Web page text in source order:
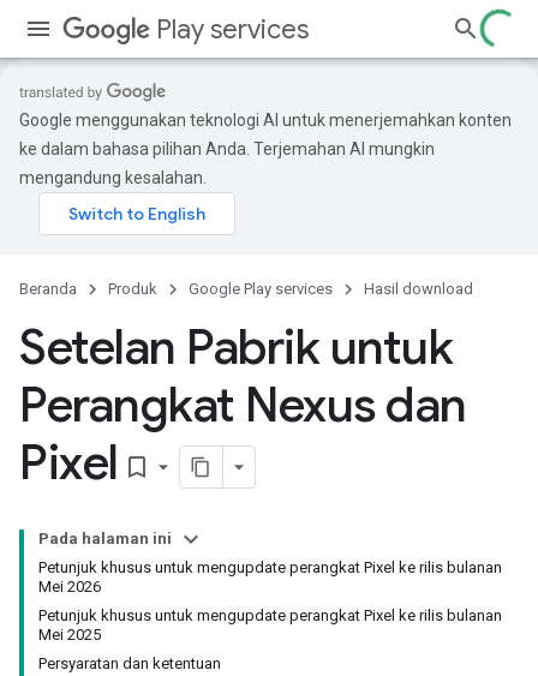
Play services
Google menggunakan teknologi AI untuk menerjemahkan konten
ke dalam bahasa pilihan Anda. Terjemahan AI mungkin
mengandung kesalahan.
Beranda Produk Google Play services Hasil download
Setelan Pabrik untuk
Perangkat Nexus dan
Pixel bookmark_border
Pada halaman ini
Petunjuk khusus untuk mengupdate perangkat Pixel ke rilis bulanan
Mei 2026
Petunjuk khusus untuk mengupdate perangkat Pixel ke rilis bulanan
Mei 2025
Persyaratan dan ketentuan